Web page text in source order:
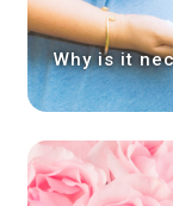
Why is it